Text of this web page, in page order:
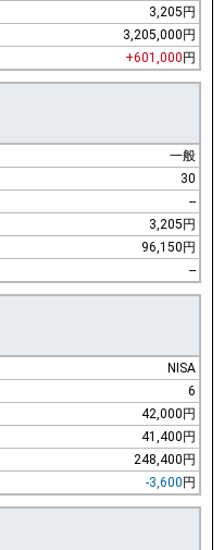
3,205円
3,205,000円
+601,000 円
一般
30
--
3,205円
96,150円
--
NISA
6
42,000円
41,400円
248,400円
-3,600 円